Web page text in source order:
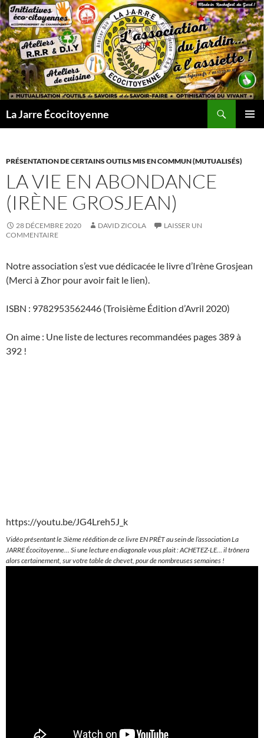
Aller
au
contenu
La Jarre Écocitoyenne
PRÉSENTATION DE CERTAINS OUTILS MIS EN COMMUN (MUTUALISÉS)
LA VIE EN ABONDANCE
(IRÈNE GROSJEAN)
28 DÉCEMBRE 2020 DAVID ZICOLA
LAISSER UN
COMMENTAIRE
Notre association s’est vue dédicacée le livre d’Irène Grosjean
(Merci à Zhor pour avoir fait le lien).
ISBN : 9782953562446 (Troisième Édition d’Avril 2020)
On aime : Une liste de lectures recommandées pages 389 à
392 !
https://youtu.be/JG4Lreh5J_k
Vidéo présentant le 3ième réédition de ce livre EN PRÊT au sein de l’association La
JARRE Écocitoyenne… Si une lecture en diagonale vous plait : ACHETEZ-LE… il trônera
alors certainement, sur votre table de chevet, pour de nombreuses semaines !